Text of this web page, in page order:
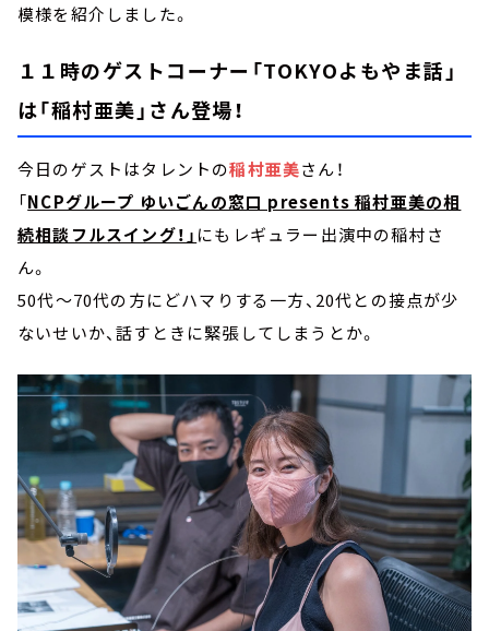
模様を紹介しました。
１１時のゲストコーナー「TOKYOよもやま話」
は「稲村亜美」さん登場！
今日のゲストはタレントの稲村亜美さん！
「NCPグループ ゆいごんの窓口 presents 稲村亜美の相
続相談フルスイング！」 にもレギュラー出演中の稲村さ
ん。
50代～70代の方にどハマりする一方、20代との接点が少
ないせいか、話すときに緊張してしまうとか。